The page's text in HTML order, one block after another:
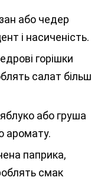
або чедер
і насиченість.
горішки
салат більш
або груша
аромату.
паприка,
смак